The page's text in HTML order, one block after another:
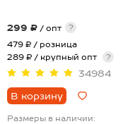
299 ₽ / опт
?
479 ₽ / розница
289 ₽ / крупный опт
?
34984
В корзину
Размеры в наличии: